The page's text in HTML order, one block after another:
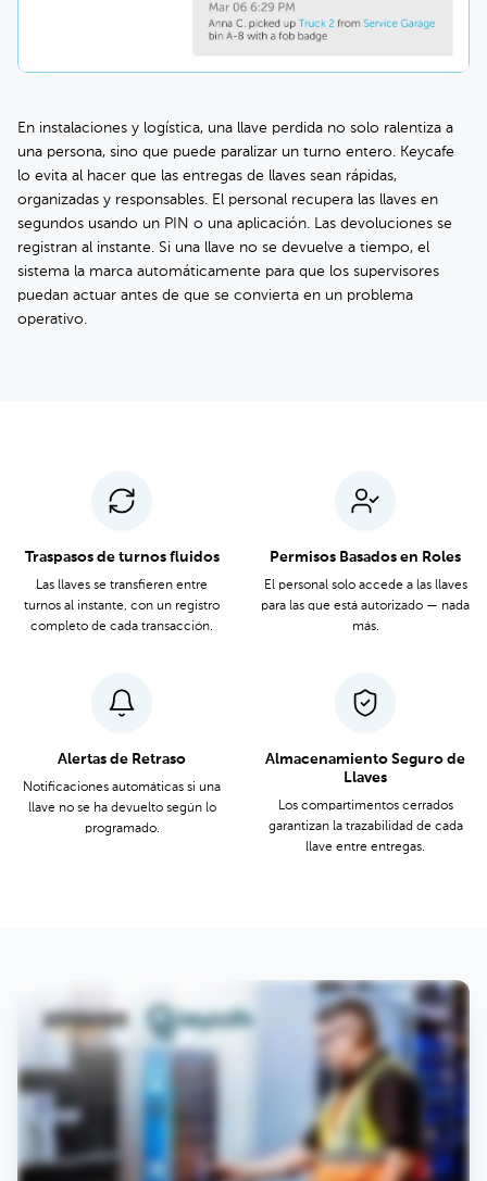
En instalaciones y logística, una llave perdida no solo ralentiza a
una persona, sino que puede paralizar un turno entero. Keycafe
lo evita al hacer que las entregas de llaves sean rápidas,
organizadas y responsables. El personal recupera las llaves en
segundos usando un PIN o una aplicación. Las devoluciones se
registran al instante. Si una llave no se devuelve a tiempo, el
sistema la marca automáticamente para que los supervisores
puedan actuar antes de que se convierta en un problema
operativo.
Traspasos de turnos fluidos
Las llaves se transfieren entre
turnos al instante, con un registro
completo de cada transacción.
Permisos Basados en Roles
El personal solo accede a las llaves
para las que está autorizado — nada
más.
Alertas de Retraso
Notificaciones automáticas si una
llave no se ha devuelto según lo
programado.
Almacenamiento Seguro de
Llaves
Los compartimentos cerrados
garantizan la trazabilidad de cada
llave entre entregas.